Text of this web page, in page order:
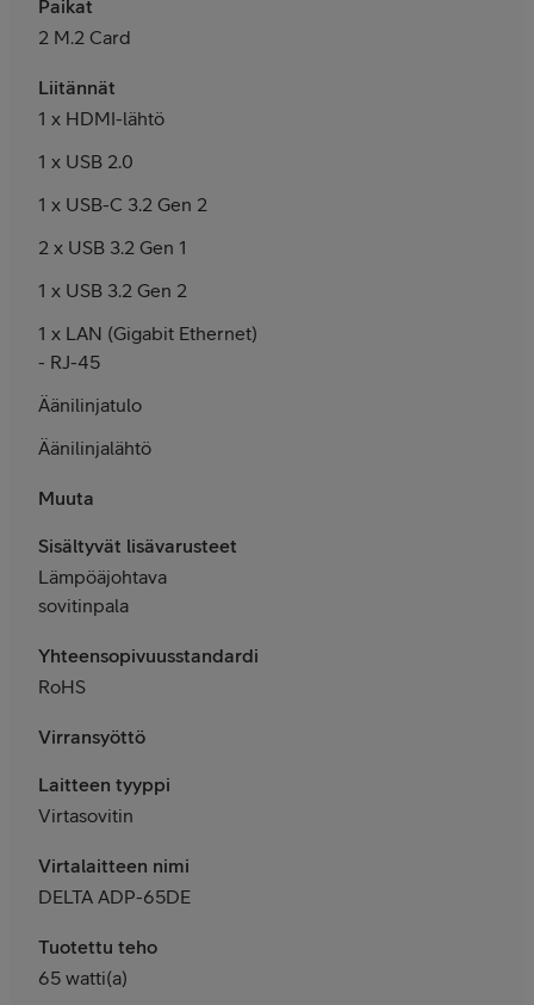
Paikat
2 M.2 Card
Liitännät
1 x HDMI-lähtö
1 x USB 2.0
1 x USB-C 3.2 Gen 2
2 x USB 3.2 Gen 1
1 x USB 3.2 Gen 2
1 x LAN (Gigabit Ethernet)
- RJ-45
Äänilinjatulo
Äänilinjalähtö
Muuta
Sisältyvät lisävarusteet
Lämpöäjohtava
sovitinpala
Yhteensopivuusstandardit
RoHS
Virransyöttö
Laitteen tyyppi
Virtasovitin
Virtalaitteen nimi
DELTA ADP-65DE
Tuotettu teho
65 watti(a)